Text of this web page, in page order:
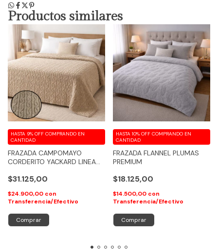
Productos similares
FRAZADA CAMPOMAYO
CORDERITO YACKARD LINEA
$31.125,00
HASTA 9% OFF COMPRANDO EN
CANTIDAD
$24.900,00 con
Transferencia/Efectivo
Comprar
FRAZADA FLANNEL PLUMAS
PREMIUM
$18.125,00
HASTA 10% OFF COMPRANDO EN
CANTIDAD
$14.500,00 con
Transferencia/Efectivo
Comprar